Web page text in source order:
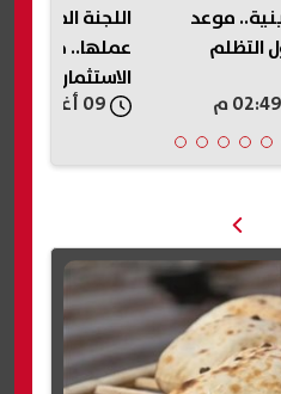
موعد
التظلم
اللجنة المالية
عملها.. خطة
الاستثمارات